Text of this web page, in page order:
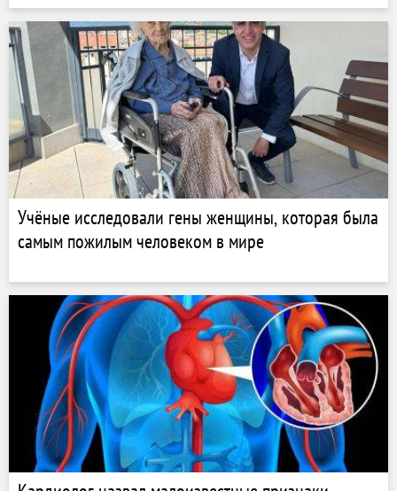
Учёные исследовали гены женщины, которая была
самым пожилым человеком в мире